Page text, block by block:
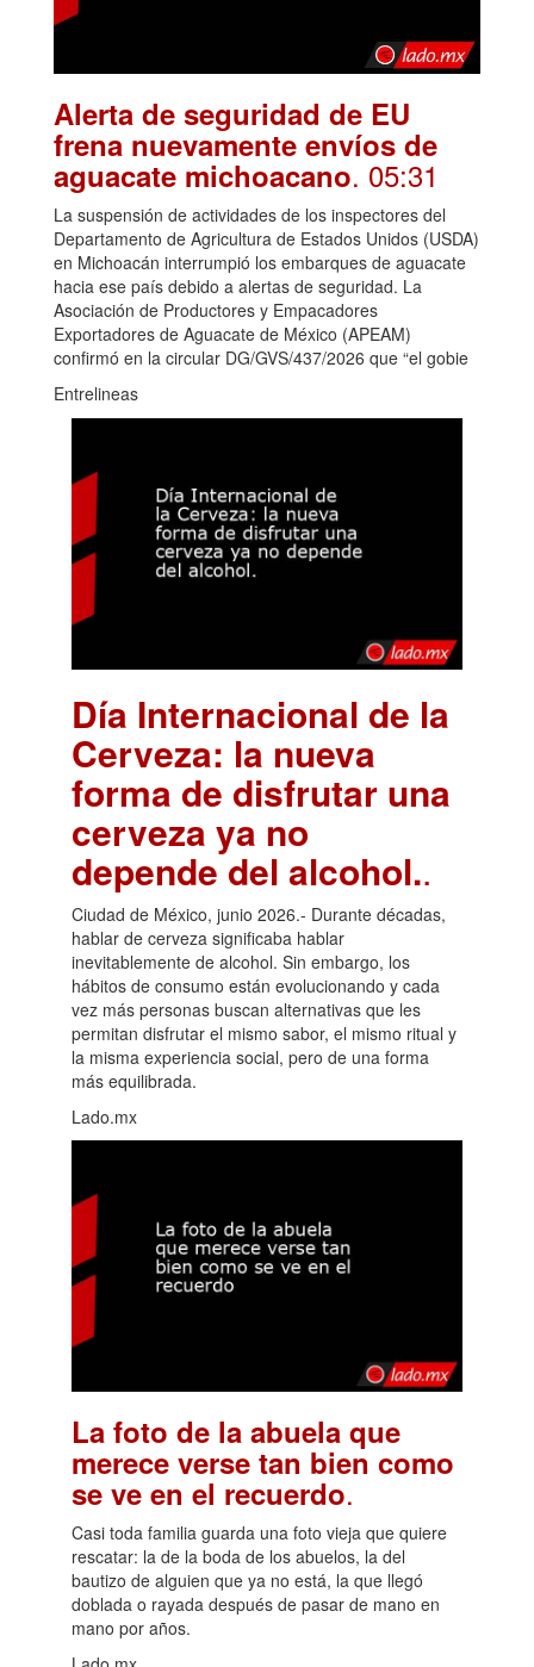
Alerta de seguridad de EU
frena nuevamente envíos de
aguacate michoacano. 05:31
La suspensión de actividades de los inspectores del
Departamento de Agricultura de Estados Unidos (USDA)
en Michoacán interrumpió los embarques de aguacate
hacia ese país debido a alertas de seguridad. La
Asociación de Productores y Empacadores
Exportadores de Aguacate de México (APEAM)
confirmó en la circular DG/GVS/437/2026 que “el gobie
Entrelineas
Día Internacional de la
Cerveza: la nueva
forma de disfrutar una
cerveza ya no
depende del alcohol..
Ciudad de México, junio 2026.- Durante décadas,
hablar de cerveza significaba hablar
inevitablemente de alcohol. Sin embargo, los
hábitos de consumo están evolucionando y cada
vez más personas buscan alternativas que les
permitan disfrutar el mismo sabor, el mismo ritual y
la misma experiencia social, pero de una forma
más equilibrada.
Lado.mx
La foto de la abuela que
merece verse tan bien como
se ve en el recuerdo.
Casi toda familia guarda una foto vieja que quiere
rescatar: la de la boda de los abuelos, la del
bautizo de alguien que ya no está, la que llegó
doblada o rayada después de pasar de mano en
mano por años.